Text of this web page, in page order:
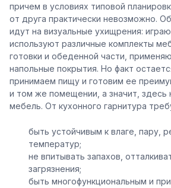
причем в условиях типовой
от друга практически невозможно.
идут на визуальные ухищрения:
используют различные комплекты
готовки и обеденной части,
напольные покрытия. Но факт
принимаем пищу и готовим ее
и том же помещении, а значит, здесь
мебель. От кухонного гарнитура
быть устойчивым к влаге, пару,
температур;
не впитывать запахов,
загрязнения;
быть многофункциональным и